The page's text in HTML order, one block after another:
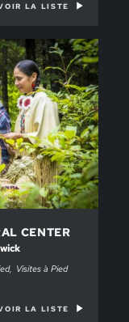
LA LISTE
CENTER
Visites à Pied
LA LISTE